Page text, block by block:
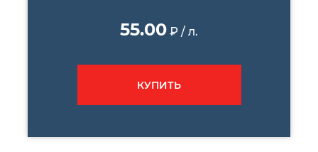
55.00 ₽ / л.
КУПИТЬ